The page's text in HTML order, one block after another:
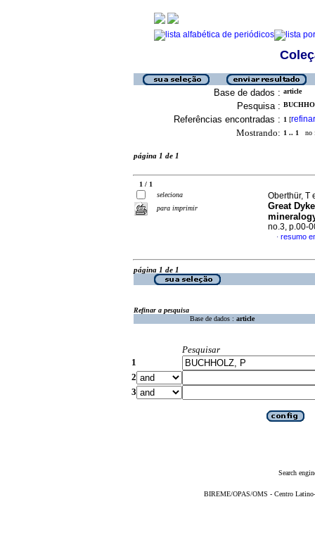
Base de dados : article
Pesquisa :
Referências encontradas : 1 [refinar
Mostrando: 1 .. 1 no
página 1 de 1
1 / 1
seleciona
para imprimir
Oberthür, T
Great
no.3, p.00-
· resumo
página 1 de 1
Refinar a pesquisa
Base de dados : article
Pesquisar
1
2
3
Search
BIREME/OPAS/OMS - Centro Latino-